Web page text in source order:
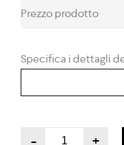
Prezzo prodotto
Specifica i dettagli
- +